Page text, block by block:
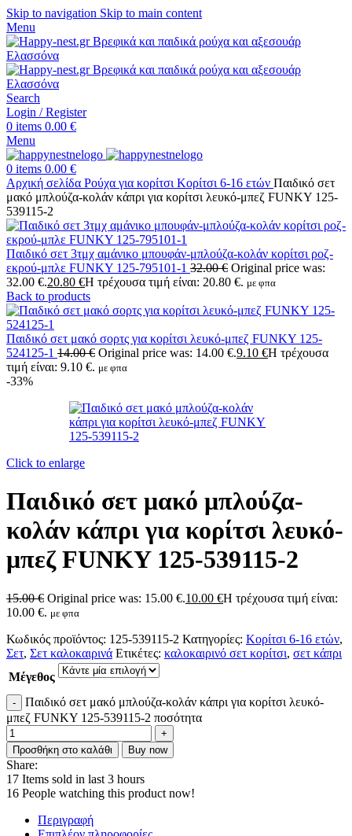
Skip to navigation Skip to main content
Menu
Search
Login / Register
0 items 0.00 €
Menu
0 items 0.00 €
Αρχική σελίδα Ρούχα για κορίτσι Κορίτσι 6-16 ετών Παιδικό σετ
μακό μπλούζα-κολάν κάπρι για κορίτσι λευκό-μπεζ FUNKY 125-
539115-2
Παιδικό σετ 3τμχ αμάνικο μπουφάν-μπλούζα-κολάν κορίτσι ροζ-
εκρού-μπλε FUNKY 125-795101-1 32.00€ Original price was:
32.00 €.20.80 €Η τρέχουσα τιμή είναι: 20.80 €. με φπα
Back to products
Παιδικό σετ μακό σορτς για κορίτσι λευκό-μπεζ FUNKY 125-
524125-1 14.00€ Original price was: 14.00 €.9.10 €Η τρέχουσα
τιμή είναι: 9.10 €. με φπα
-33%
Click to enlarge
Παιδικό σετ μακό μπλούζα-
κολάν κάπρι για κορίτσι λευκό-
μπεζ FUNKY 125-539115-2
15.00€ Original price was: 15.00 €.10.00 €Η τρέχουσα τιμή είναι:
10.00 €. με φπα
Κωδικός προϊόντος: 125-539115-2 Κατηγορίες: Κορίτσι 6-16 ετών,
Σετ, Σετ καλοκαιρινά Ετικέτες: καλοκαιρινό σετ κορίτσι, σετ κάπρι
Μέγεθος
Παιδικό σετ μακό μπλούζα-κολάν κάπρι για κορίτσι λευκό-
μπεζ FUNKY 125-539115-2 ποσότητα
Προσθήκη στο καλάθι Buy now
Share:
17 Items sold in last 3 hours
16 People watching this product now!
Περιγραφή